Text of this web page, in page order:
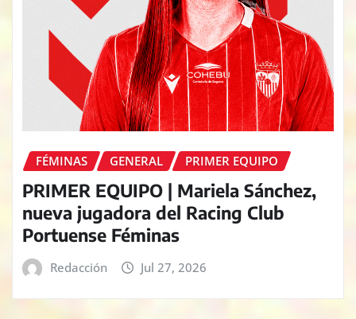
FÉMINAS GENERAL PRIMER EQUIPO
PRIMER EQUIPO | Mariela Sánchez,
nueva jugadora del Racing Club
Portuense Féminas
Redacción Jul 27, 2026